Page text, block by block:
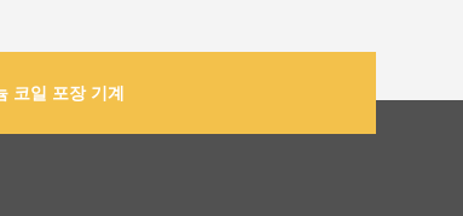
코일 포장 기계